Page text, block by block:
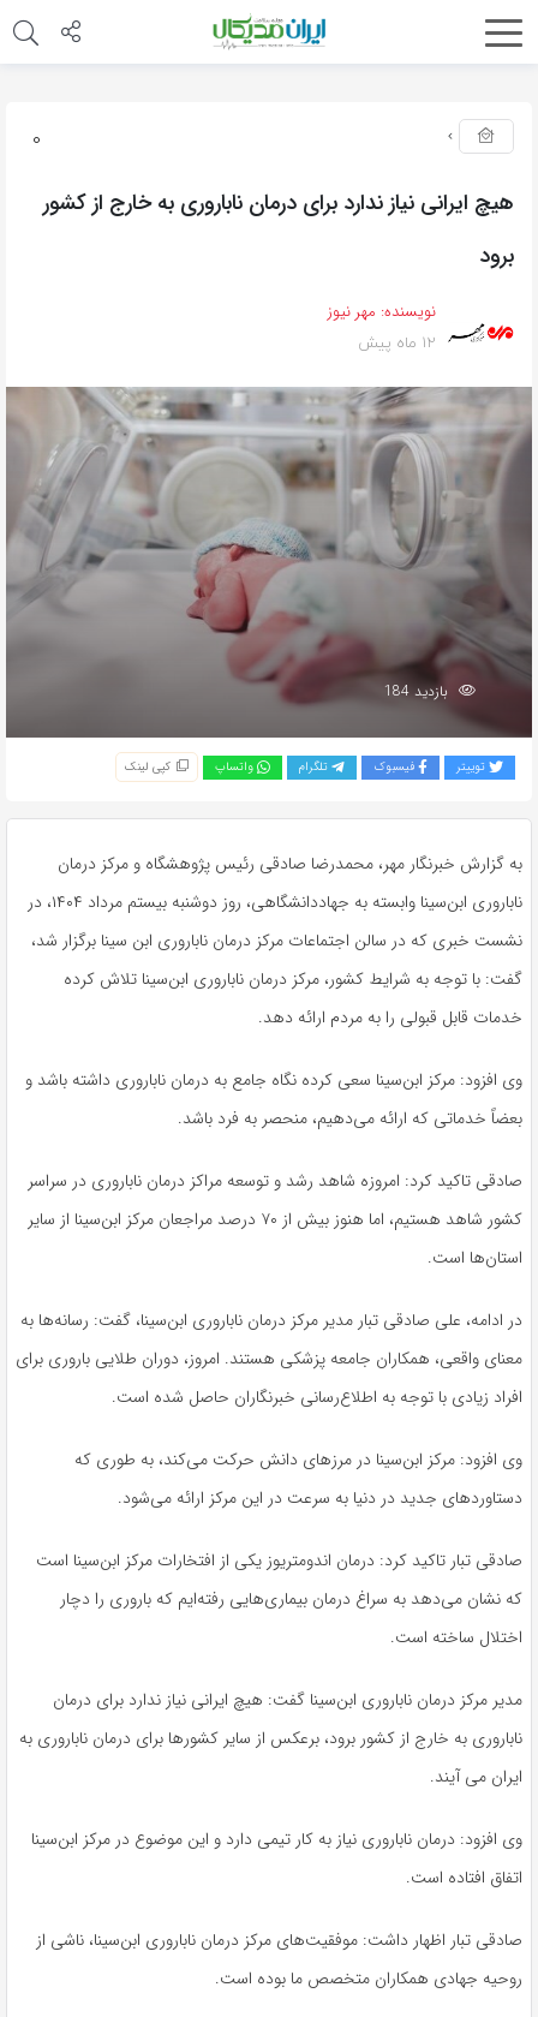
0
هیچ ایرانی نیاز ندارد برای درمان ناباروری به خارج از کشور
برود
نویسنده: مهر نیوز
12 ماه پیش
بازدید 184
توییتر فیسبوک تلگرام واتساپ کپی لینک
به گزارش خبرنگار مهر، محمدرضا صادقی رئیس پژوهشگاه و مرکز درمان
ناباروری ابن‌سینا وابسته به جهاددانشگاهی
، روز دوشنبه بیستم مرداد ۱۴۰۴، در
نشست خبری که در سالن اجتماعات مرکز درمان ناباروری ابن سینا برگزار شد،
گفت: با توجه به شرایط کشور، مرکز درمان ناباروری ابن‌سینا تلاش کرده
خدمات قابل قبولی را به مردم ارائه دهد.
وی افزود: مرکز ابن‌سینا سعی کرده نگاه جامع به درمان ناباروری داشته باشد و
بعضاً خدماتی که ارائه می‌دهیم، منحصر به فرد باشد.
صادقی تاکید کرد: امروزه شاهد رشد و توسعه مراکز درمان ناباروری در سراسر
کشور شاهد هستیم، اما هنوز بیش از ۷۰ درصد مراجعان مرکز ابن‌سینا از سایر
استان‌ها است.
در ادامه، علی صادقی تبار مدیر مرکز درمان ناباروری ابن‌سینا، گفت: رسانه‌ها به
معنای واقعی، همکاران جامعه پزشکی هستند. امروز، دوران طلایی باروری برای
افراد زیادی با توجه به اطلاع‌رسانی خبرنگاران حاصل شده است.
وی افزود: مرکز ابن‌سینا در مرزهای دانش حرکت می‌کند، به طوری که
دستاوردهای جدید در دنیا به سرعت در این مرکز ارائه می‌شود.
صادقی تبار تاکید کرد: درمان اندومتریوز یکی از افتخارات مرکز ابن‌سینا است
که نشان می‌دهد به سراغ درمان بیماری‌هایی رفته‌ایم که باروری را دچار
اختلال ساخته است.
مدیر مرکز درمان ناباروری ابن‌سینا گفت: هیچ ایرانی نیاز ندارد برای درمان
ناباروری به خارج از کشور برود، برعکس از سایر کشورها برای درمان ناباروری به
ایران می آیند.
وی افزود: درمان ناباروری نیاز به کار تیمی دارد و این موضوع در مرکز ابن‌سینا
اتفاق افتاده است.
صادقی تبار اظهار داشت: موفقیت‌های مرکز درمان ناباروری ابن‌سینا، ناشی از
روحیه جهادی همکاران متخصص ما بوده است.